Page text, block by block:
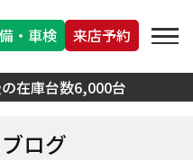
在庫台数6,000台
・車検 来店予約
ログ